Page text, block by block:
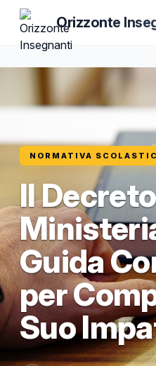
Orizzonte
NORMATIVA
Il Decreto
Guida
per
Suo